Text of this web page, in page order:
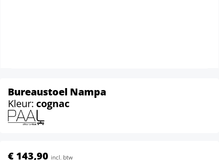
Bureaustoel Nampa
Kleur: cognac
€ 143,90 incl. btw